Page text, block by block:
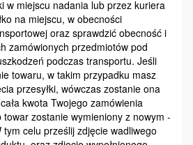
w miejscu nadania lub przez kuriera
na miejscu, w obecności
oraz sprawdzić obecność i
zamówionych przedmiotów pod
podczas transportu. Jeśli
towaru, w takim przypadku masz
przesyłki, wówczas zostanie ona
kwota Twojego zamówienia
zostanie wymieniony z nowym -
celu prześlij zdjęcie wadliwego